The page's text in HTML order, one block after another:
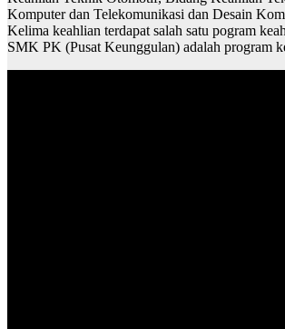
Komputer dan Telekomunikasi dan Desain
Kelima keahlian terdapat salah satu pogram
SMK PK (Pusat Keunggulan) adalah program